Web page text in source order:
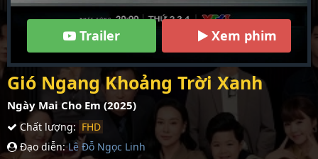
Trailer Xem phim
Gió Ngang Khoảng Trời Xanh
Ngày Mai Cho Em (2025)
Chất lượng: FHD
Đạo diễn: Lê Đỗ Ngọc Linh